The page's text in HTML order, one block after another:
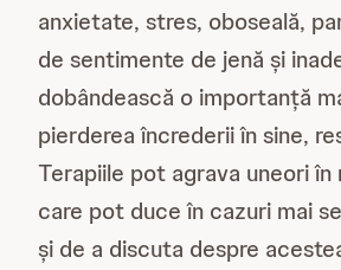
anxietate, stres, oboseală,
de sentimente de jenă și
dobândească o importanță
pierderea încrederii în sine,
Terapiile pot agrava uneori
care pot duce în cazuri mai
și de a discuta despre